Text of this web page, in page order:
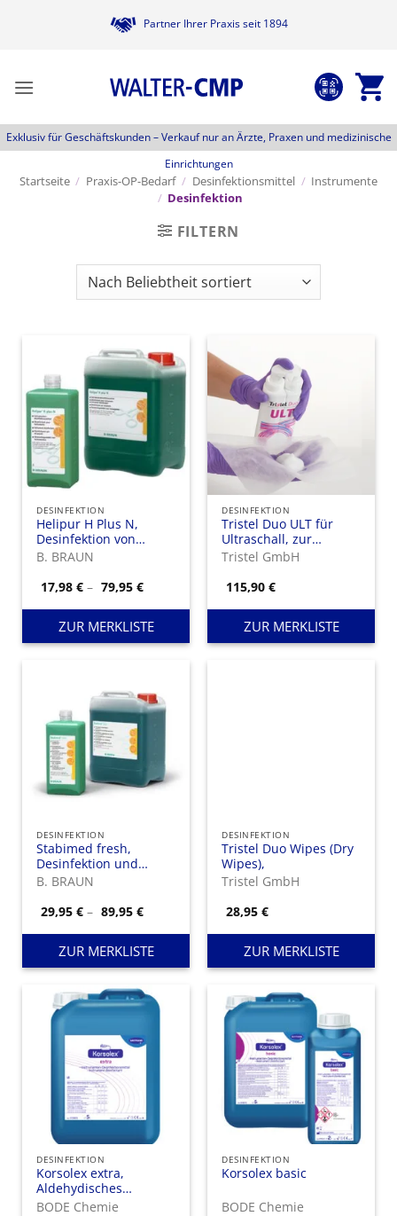
Partner Ihrer Praxis seit 1894
Exklusiv für Geschäftskunden –Verkauf nur an Ärzte, Praxen und medizinische
Einrichtungen
Startseite / Praxis-OP-Bedarf / Desinfektionsmittel / Instrumente
/ Desinfektion
FILTERN
DESINFEKTION
Helipur H Plus N,
Desinfektion von
thermolabilen
B. BRAUN
17,98€ – 79,95€Preisspanne:
17,98 €
bis
79,95 €
ZUR MERKLISTE
DESINFEKTION
Tristel Duo ULT für
Ultraschall, zur
Herstellung von 310
Chlordioxidschaum.
Tristel GmbH
115,90€
ZUR MERKLISTE
DESINFEKTION
Stabimed fresh,
Desinfektion und
Reinigung von
thermostabilen
B. BRAUN
29,95€ – 89,95€Preisspanne:
29,95 €
bis
89,95 €
ZUR MERKLISTE
DESINFEKTION
Tristel Duo Wipes (Dry
Wipes),
Tristel GmbH
28,95€
ZUR MERKLISTE
DESINFEKTION
Korsolex extra,
Aldehydisches
Desinfektionsmittel für
BODE Chemie
DESINFEKTION
Korsolex basic
BODE Chemie